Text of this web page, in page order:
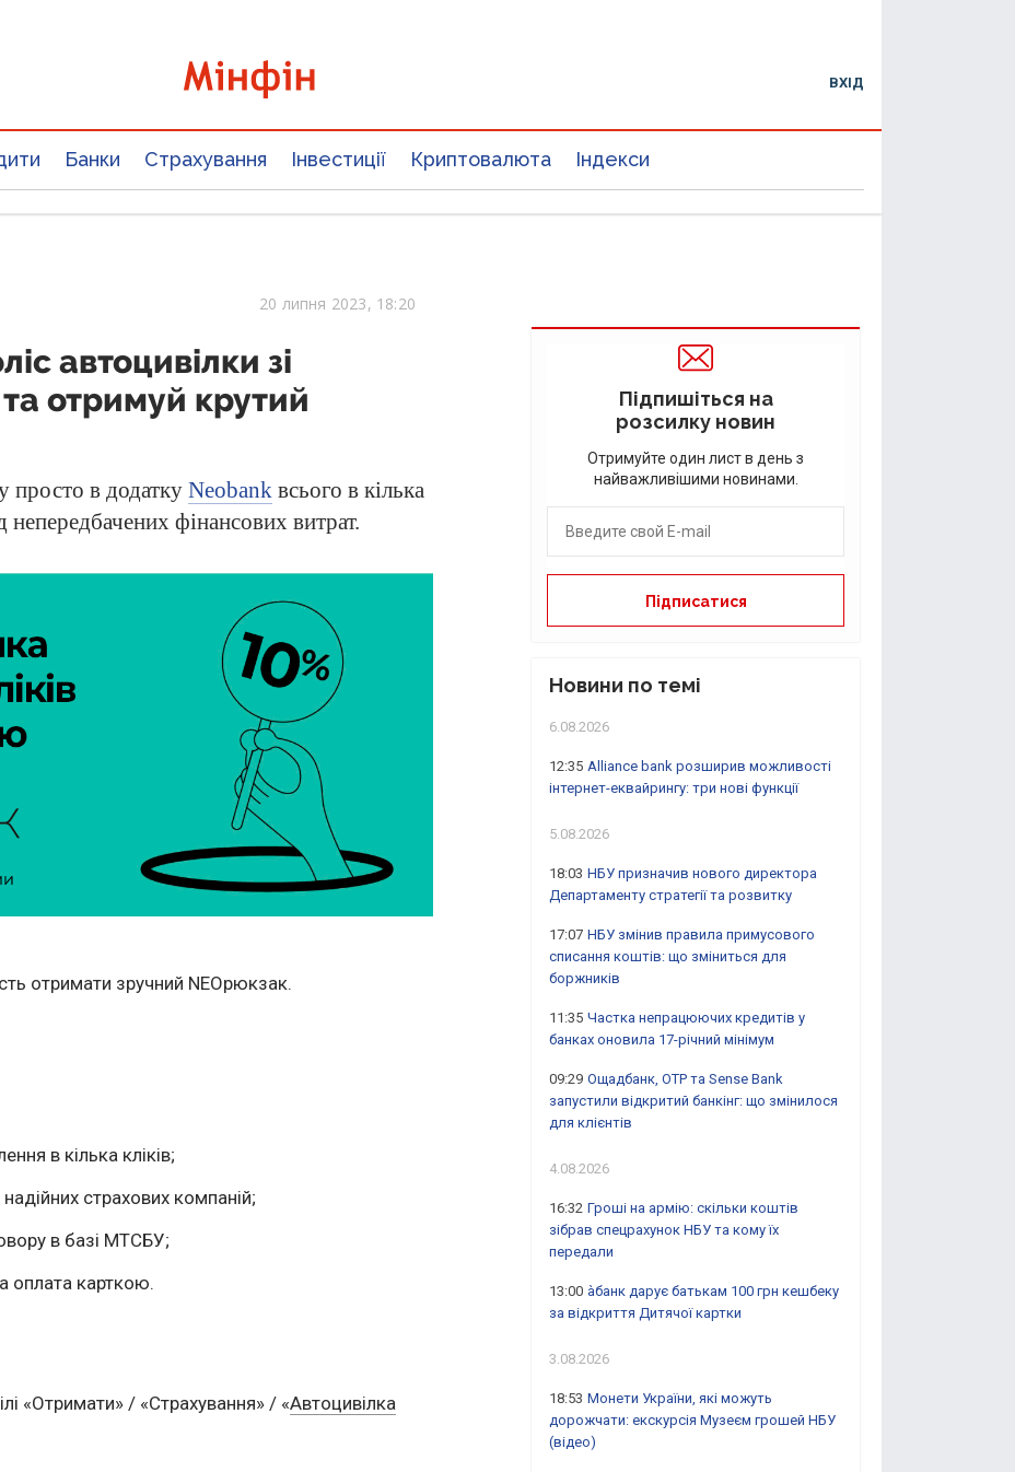
ВХІД
Банки Страхування Інвестиції Криптовалюта Індекси
20 липня 2023, 18:20
автоцивілки зі
отримуй крутий
просто в додатку Neobank всього в кілька
непередбачених фінансових витрат.
отримати зручний NEOрюкзак.
в кілька кліків;
страхових компаній;
в базі МТСБУ;
оплата карткою.
«Отримати» / «Страхування» / «Автоцивілка
Підпишіться на
розсилку новин
Отримуйте один лист в день з
найважливішими новинами.
Новини по темі
6.08.2026
12:35 Alliance bank розширив можливості
інтернет-еквайрингу: три нові функції
5.08.2026
18:03 НБУ призначив нового директора
Департаменту стратегії та розвитку
17:07 НБУ змінив правила примусового
списання коштів: що зміниться для
боржників
11:35 Частка непрацюючих кредитів у
банках оновила 17-річний мінімум
09:29 Ощадбанк, OTP та Sense Bank
запустили відкритий банкінг: що змінилося
для клієнтів
4.08.2026
16:32 Гроші на армію: скільки коштів
зібрав спецрахунок НБУ та кому їх
передали
13:00 àбанк дарує батькам 100 грн кешбеку
за відкриття Дитячої картки
3.08.2026
18:53 Монети України, які можуть
дорожчати: екскурсія Музеєм грошей НБУ
(відео)